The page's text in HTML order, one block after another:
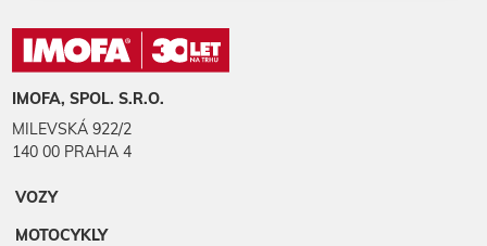
IMOFA, SPOL. S.R.O.
MILEVSKÁ 922/2
140 00 PRAHA 4
VOZY
MOTOCYKLY